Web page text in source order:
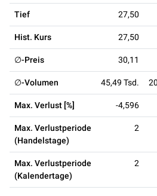
Tief 27,50
Hist. Kurs 27,50
∅-Preis 30,11
∅-Volumen 45,49 Tsd.
Max. Verlust [%] -4,596
Max. Verlustperiode
(Handelstage)
2
Max. Verlustperiode
(Kalendertage)
2